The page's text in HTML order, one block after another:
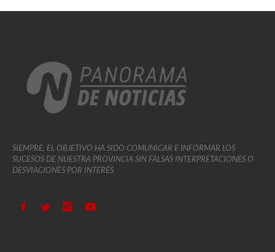
SIEMPRE, EL OBJETIVO HA SIDO COMUNICAR E INFORMAR LOS
SUCESOS DE NUESTRA PROVINCIA SIN FALSAS INTERPRETACIONES O
DESVIACIONES POR INTERÉS